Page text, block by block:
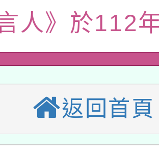
術研究院辦理「
8月22日(星期六
慧啟航」
年桃園地景藝術
115學年度第2次
選結果公告(無人
運動共學行動站研
辦理115年度閱讀
讀推動專業研習
賦能─人工智慧
人》於112
返回首頁